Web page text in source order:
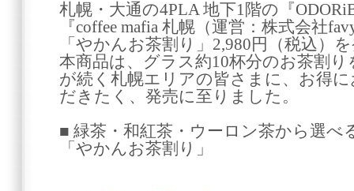
札幌・大通の4PLA 地下1階の『
『coffee mafia 札幌（運営：株式会社
「やかんお茶割り」2,980円（税込）
本商品は、グラス約10杯分のお茶割
が続く札幌エリアの皆さまに、お得
だきたく、発売に至りました。
■ 緑茶・和紅茶・ウーロン茶から選べ
「やかんお茶割り」